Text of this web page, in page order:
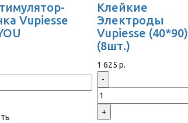
Vupiesse
Клейкие
Электроды
Vupiesse (40*90)
(8шт.)
1 625 р.
-
+